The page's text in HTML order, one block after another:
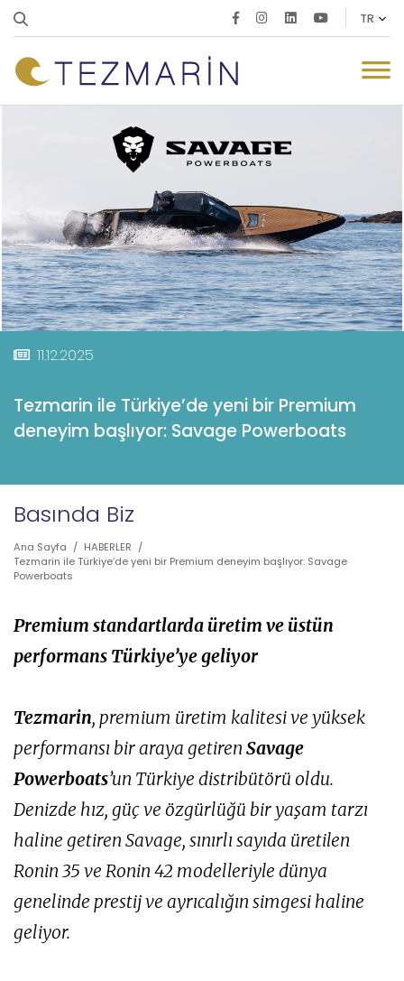
11.12.2025
Tezmarin ile Türkiye’de yeni bir Premium
deneyim başlıyor: Savage Powerboats
Basında Biz
Ana Sayfa / HABERLER /
Tezmarin ile Türkiye’de yeni bir Premium deneyim başlıyor: Savage
Powerboats
Premium standartlarda üretim ve üstün
performans Türkiye’ye geliyor
Tezmarin, premium üretim kalitesi ve yüksek
performansı bir araya getiren Savage
Powerboats’un Türkiye distribütörü oldu.
Denizde hız, güç ve özgürlüğü bir yaşam tarzı
haline getiren Savage, sınırlı sayıda üretilen
Ronin 35 ve Ronin 42 modelleriyle dünya
genelinde prestij ve ayrıcalığın simgesi haline
geliyor.